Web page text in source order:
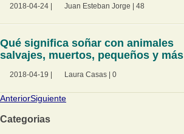
2018-04-24 Juan Esteban Jorge 48
Qué significa soñar con animales
salvajes, muertos, pequeños y más
2018-04-19 Laura Casas 0
AnteriorSiguiente
Categorias